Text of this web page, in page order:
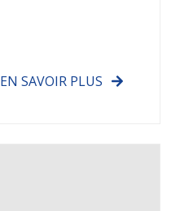
EN SAVOIR PLUS